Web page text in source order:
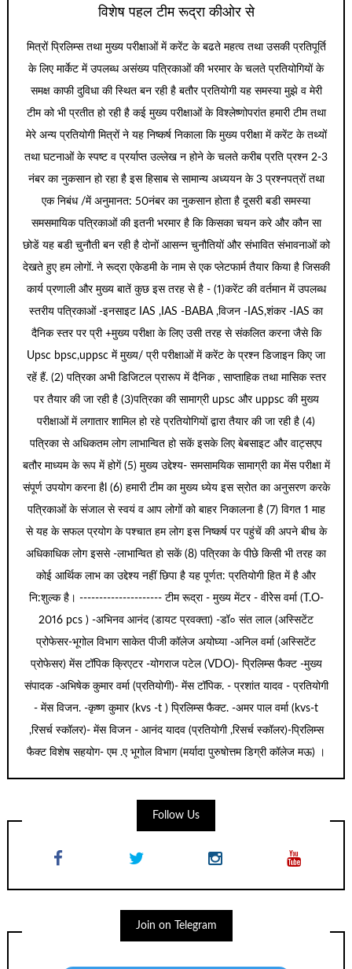
विशेष पहल टीम रूद्रा कीओर से
मित्रों प्रिलिम्स तथा मुख्य परीक्षाओं में करेंट के बढते महत्व तथा उसकी प्रतिपूर्ति
के लिए मार्केट में उपलब्ध असंख्य पत्रिकाओं की भरमार के चलते प्रतियोगियों के
समक्ष काफी दुविधा की स्थित बन रही है बतौर प्रतियोगी यह समस्या मुझे व मेरी
टीम को भी प्रतीत हो रही है कई मुख्य परीक्षाओं के विश्लेष्णोपरांत हमारी टीम तथा
मेरे अन्य प्रतियोगी मित्रों ने यह निष्कर्ष निकाला कि मुख्य परीक्षा में करेंट के तथ्यों
तथा घटनाओं के स्पष्ट व प्रर्याप्त उल्लेख न होने के चलते करीब प्रति प्रश्न 2-3
नंबर का नुकसान हो रहा है इस हिसाब से सामान्य अध्ययन के 3 प्रश्नपत्रों तथा
एक निबंध /में अनुमानत: 50नंबर का नुकसान होता है दूसरी बडी समस्या
समसमायिक पत्रिकाओं की इतनी भरमार है कि किसका चयन करे और कौन सा
छोडें यह बडी चुनौती बन रही है दोनों आसन्न चुनौतियों और संभावित संभावनाओं को
देखते हुए हम लोगों. ने रूद्रा एकेडमी के नाम से एक प्लेटफार्म तैयार किया है जिसकी
कार्य प्रणाली और मुख्य बातें कुछ इस तरह से है - (1)करेंट की वर्तमान में उपलब्ध
स्तरीय पत्रिकाओं -इनसाइट IAS ,IAS -BABA ,विजन -IAS,शंकर -IAS का
दैनिक स्तर पर प्री +मुख्य परीक्षा के लिए उसी तरह से संकलित करना जैसे कि
Upsc bpsc,uppsc में मुख्य/ प्री परीक्षाओं में करेंट के प्रश्न डिजाइन किए जा
रहें हैं. (2) पत्रिका अभी डिजिटल प्रारूप में दैनिक , साप्ताहिक तथा मासिक स्तर
पर तैयार की जा रही है (3)पत्रिका की सामाग्री upsc और uppsc की मुख्य
परीक्षाओं में लगातार शामिल हो रहे प्रतियोगियों द्वारा तैयार की जा रही है (4)
पत्रिका से अधिकतम लोग लाभान्वित हो सकें इसके लिए बेबसाइट और वाट्सएप
बतौर माध्यम के रूप में होगें (5) मुख्य उद्देश्य- समसामयिक सामाग्री का मेंस परीक्षा में
संपूर्ण उपयोग करना हैl (6) हमारी टीम का मुख्य ध्येय इस स्रोत का अनुसरण करके
पत्रिकाओं के संजाल से स्वयं व आप लोगों को बाहर निकालना है (7) विगत 1 माह
से यह के सफल प्रयोग के पश्चात हम लोग इस निष्कर्ष पर पहुंचें की अपने बीच के
अधिकाधिक लोग इससे -लाभान्वित हो सकें (8) पत्रिका के पीछे किसी भी तरह का
कोई आर्थिक लाभ का उद्देश्य नहीं छिपा है यह पूर्णत: प्रतियोगी हित में है और
नि:शुल्क है। --------------------- टीम रूद्रा - मुख्य मेंटर - वीरेेस वर्मा (T.O-
2016 pcs ) -अभिनव आनंद (डायट प्रवक्ता) -डॉ० संत लाल (अस्सिटेंट
प्रोफेसर-भूगोल विभाग साकेत पीजी कॉलेज अयोघ्या -अनिल वर्मा (अस्सिटेंट
प्रोफेसर) मेंस टॉपिक क्रिएटर -योगराज पटेल (VDO)- प्रिलिम्स फैक्ट -मुख्य
संपादक -अभिषेक कुमार वर्मा (प्रतियोगी)- मेंस टॉपिक. - प्रशांत यादव - प्रतियोगी
- मेंस विजन. -कृष्ण कुमार (kvs -t ) प्रिलिम्स फैक्ट. -अमर पाल वर्मा (kvs-t
,रिसर्च स्कॉलर)- मेंस विजन - आनंद यादव (प्रतियोगी ,रिसर्च स्कॉलर)-प्रिलिम्स
फैक्ट विशेष सहयोग- एम .ए भूगोल विभाग (मर्यादा पुरुषोत्तम डिग्री कॉलेज मऊ) ।
Follow Us
Join on Telegram